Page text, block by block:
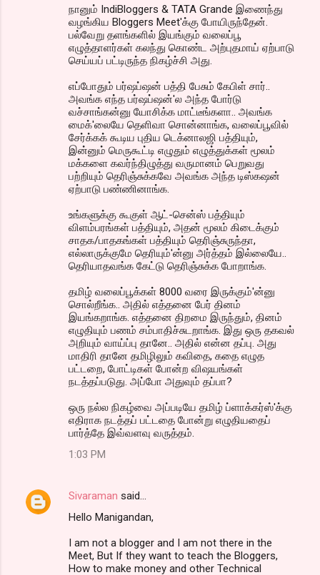
நானும் IndiBloggers & TATA Grande இணைந்து
வழங்கிய Bloggers Meet'க்கு போயிருந்தேன்.
பல்வேறு தளங்களில் இயங்கும் வலைப்பூ
எழுத்தாளர்கள் கலந்து கொண்ட அற்புதமாய் ஏற்பாடு
செய்யப் பட்டிருந்த நிகழ்ச்சி அது.
எப்போதும் பர்ஷப்ஷன் பத்தி பேசும் கேபிள் சார்..
அவங்க எந்த பர்ஷப்ஷன்'ல அந்த போர்டு
வச்சாங்கன்னு யோசிக்க மாட்டீங்களா.. அவங்க
மைக்'லையே தெளிவா சொன்னாங்க, வலைப்பூவில்
சேர்க்கக் கூடிய புதிய டெக்னாலஜி பத்தியும்,
இன்னும் மெருகூட்டி எழுதும் எழுத்துக்கள் மூலம்
மக்களை கவர்ந்திழுத்து வருமானம் பெறுவது
பற்றியும் தெரிஞ்சுக்கவே அவங்க அந்த டிஸ்கஷன்
ஏற்பாடு பண்ணினாங்க.
உங்களுக்கு கூகுள் ஆட்-சென்ஸ் பத்தியும்
விளம்பரங்கள் பத்தியும், அதன் மூலம் கிடைக்கும்
சாதக/பாதகங்கள் பத்தியும் தெரிஞ்சுருந்தா,
எல்லாருக்குமே தெரியும்'ன்னு அர்த்தம் இல்லையே..
தெரியாதவங்க கேட்டு தெரிஞ்சுக்க போறாங்க.
தமிழ் வலைப்பூக்கள் 8000 வரை இருக்கும்'ன்னு
சொல்றீங்க.. அதில் எத்தனை பேர் தினம்
இயங்கறாங்க. எத்தனை திறமை இருந்தும், தினம்
எழுதியும் பணம் சம்பாதிச்சுடறாங்க. இது ஒரு தகவல்
அறியும் வாய்ப்பு தானே.. அதில் என்ன தப்பு. அது
மாதிரி தானே தமிழிலும் கவிதை, கதை எழுத
பட்டறை, போட்டிகள் போன்ற விஷயங்கள்
நடத்தப்படுது. அப்போ அதுவும் தப்பா?
ஒரு நல்ல நிகழ்வை அப்படியே தமிழ் ப்ளாக்கர்ஸ்'க்கு
எதிராக நடத்தப் பட்டதை போன்று எழுதியதைப்
பார்த்தே இவ்வளவு வருத்தம்.
1:03 PM
Sivaraman said…
Hello Manigandan,
I am not a blogger and I am not there in the
Meet, But If they want to teach the Bloggers,
How to make money and other Technical